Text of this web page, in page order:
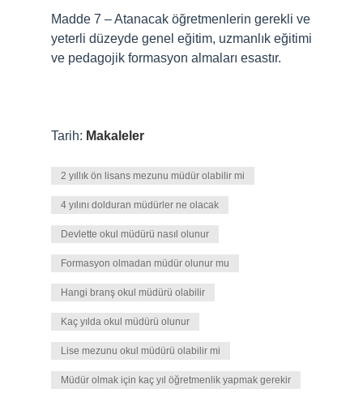
Madde 7 – Atanacak öğretmenlerin gerekli ve
yeterli düzeyde genel eğitim, uzmanlık eğitimi
ve pedagojik formasyon almaları esastır.
Tarih: Makaleler
2 yıllık ön lisans mezunu müdür olabilir mi
4 yılını dolduran müdürler ne olacak
Devlette okul müdürü nasıl olunur
Formasyon olmadan müdür olunur mu
Hangi branş okul müdürü olabilir
Kaç yılda okul müdürü olunur
Lise mezunu okul müdürü olabilir mi
Müdür olmak için kaç yıl öğretmenlik yapmak gerekir